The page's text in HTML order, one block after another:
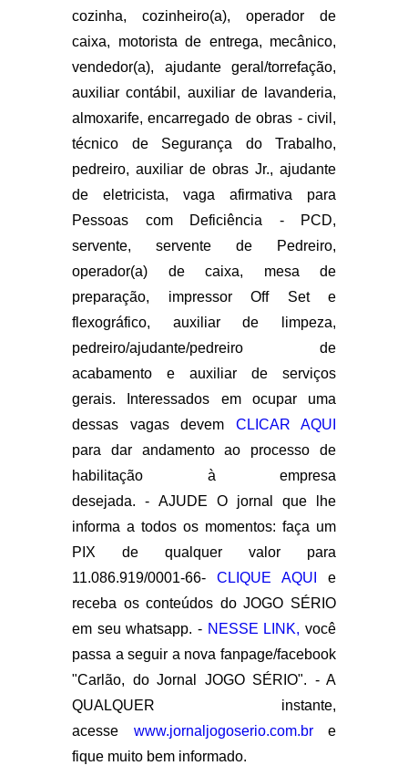
cozinha, cozinheiro(a), operador de
caixa, motorista de entrega, mecânico,
vendedor(a), ajudante geral/torrefação,
auxiliar contábil, auxiliar de lavanderia,
almoxarife, encarregado de obras - civil,
técnico de Segurança do Trabalho,
pedreiro, auxiliar de obras Jr., ajudante
de eletricista, vaga afirmativa para
Pessoas com Deficiência - PCD,
servente, servente de Pedreiro,
operador(a) de caixa, mesa de
preparação, impressor Off Set e
flexográfico, auxiliar de limpeza,
pedreiro/ajudante/pedreiro de
acabamento e auxiliar de serviços
gerais. Interessados em ocupar uma
dessas vagas devem CLICAR AQUI
para dar andamento ao processo de
habilitação à empresa
desejada. - AJUDE O jornal que lhe
informa a todos os momentos: faça um
PIX de qualquer valor para
11.086.919/0001-66- CLIQUE AQUI
e
receba os conteúdos do JOGO SÉRIO
em seu whatsapp. - NESSE LINK, você
passa a seguir a nova fanpage/facebook
"Carlão, do Jornal JOGO SÉRIO". - A
QUALQUER instante,
acesse www.jornaljogoserio.com.bre
fique muito bem informado.